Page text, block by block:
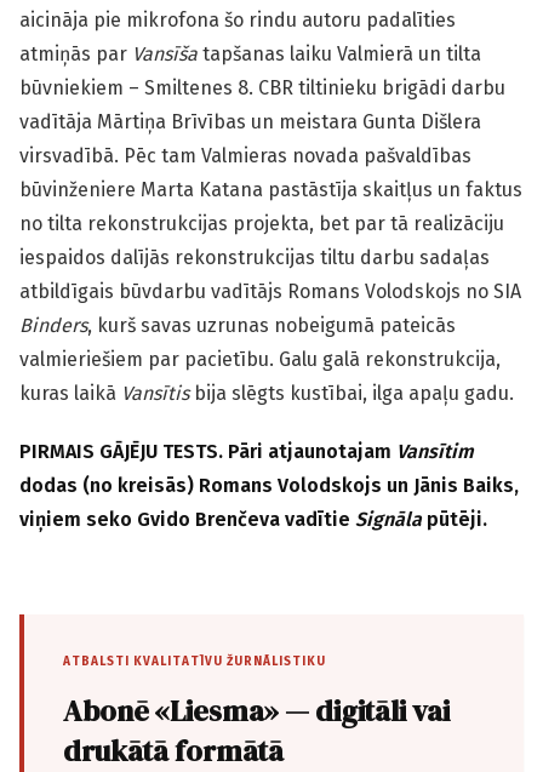
aicināja pie mikrofona šo rindu autoru padalīties
atmiņās par Vansīša tapšanas laiku Valmierā un tilta
būvniekiem – Smiltenes 8. CBR tiltinieku brigādi darbu
vadītāja Mārtiņa Brīvības un meistara Gunta Dišlera
virsvadībā. Pēc tam Valmieras novada pašvaldības
būvinženiere Marta Katana pastāstīja skaitļus un faktus
no tilta rekonstrukcijas projekta, bet par tā realizāciju
iespaidos dalījās rekonstrukcijas tiltu darbu sadaļas
atbildīgais būvdarbu vadītājs Romans Volodskojs no SIA
Binders, kurš savas uzrunas nobeigumā pateicās
valmieriešiem par pacietību. Galu galā rekonstrukcija,
kuras laikā Vansītisbija slēgts kustībai, ilga apaļu gadu.
PIRMAIS GĀJĒJU TESTS. Pāri atjaunotajam Vansītim
dodas (no kreisās) Romans Volodskojs un Jānis Baiks,
viņiem seko Gvido Brenčeva vadītie Signālapūtēji.
ATBALSTI KVALITATĪVU ŽURNĀLISTIKU
Abonē «Liesma» — digitāli vai
drukātā formātā